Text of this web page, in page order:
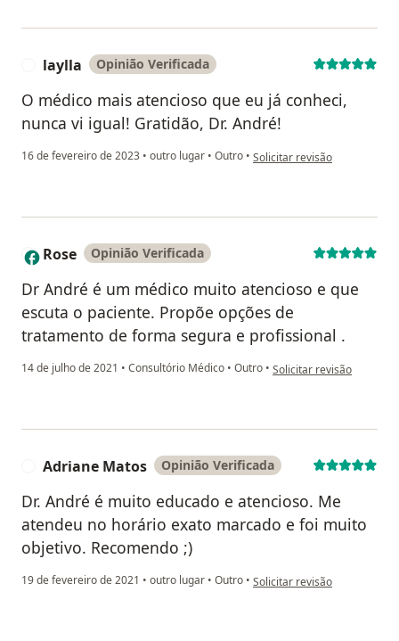
laylla Opinião Verificada
O médico mais atencioso que eu já conheci,
nunca vi igual! Gratidão, Dr. André!
16 de fevereiro de 2023 • outro lugar • Outro • na opinião do utilizador laylla
Solicitar revisão
R Rose Opinião Verificada
Dr André é um médico muito atencioso e que
escuta o paciente. Propõe opções de
tratamento de forma segura e profissional .
14 de julho de 2021 • Consultório Médico • Outro • na opinião do utilizador
Solicitar revisão
Adriane Matos Opinião Verificada
Dr. André é muito educado e atencioso. Me
atendeu no horário exato marcado e foi muito
objetivo. Recomendo ;)
19 de fevereiro de 2021 • outro lugar • Outro • na opinião do utilizador
Solicitar revisão